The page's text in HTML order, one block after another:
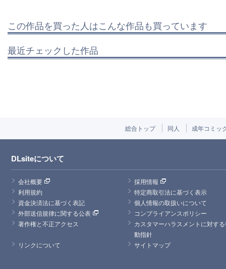
この作品を買った人はこんな作品も買っています
最近チェックした作品
総合トップ 同人 成年コミッ
DLsiteについて
会社概要
採用情報
利用規約
特定商取引法に基づく表示
資金決済法に基づく表記
個人情報の取扱いについて
外部送信規律に関する公表
コンプライアンスポリシー
著作権と不正アクセス
カスタマーハラスメントに対す
動指針
リンクについて
サイトマップ